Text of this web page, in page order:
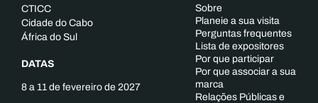
CTICC
Cidade do Cabo
África do Sul
DATAS
8 a 11 de fevereiro de 2027
Sobre
Planeie a sua visita
Perguntas frequentes
Lista de expositores
Por que participar
Por que associar a sua
marca
Relações Públicas e